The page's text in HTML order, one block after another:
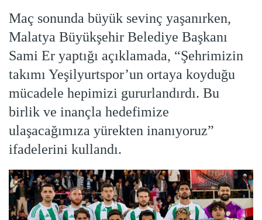
Maç sonunda büyük sevinç yaşanırken,
Malatya Büyükşehir Belediye Başkanı
Sami Er yaptığı açıklamada, “Şehrimizin
takımı Yeşilyurtspor’un ortaya koyduğu
mücadele hepimizi gururlandırdı. Bu
birlik ve inançla hedefimize
ulaşacağımıza yürekten inanıyoruz”
ifadelerini kullandı.